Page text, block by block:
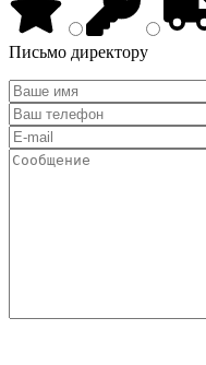
Письмо директору